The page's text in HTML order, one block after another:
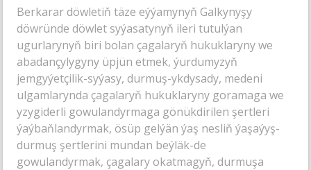
Berkarar döwletiň täze eýýamynyň Galkynyşy
döwründe döwlet syýasatynyň ileri tutulýan
ugurlarynyň biri bolan çagalaryň hukuklaryny we
abadançylygyny üpjün etmek, ýurdumyzyň
jemgyýetçilik-syýasy, durmuş-ykdysady, medeni
ulgamlarynda çagalaryň hukuklaryny goramaga we
yzygiderli gowulandyrmaga gönükdirilen şertleri
ýaýbaňlandyrmak, ösüp gelýän ýaş nesliň ýaşaýyş-
durmuş şertlerini mundan beýläk-de
gowulandyrmak, çagalary okatmagyň, durmuşa